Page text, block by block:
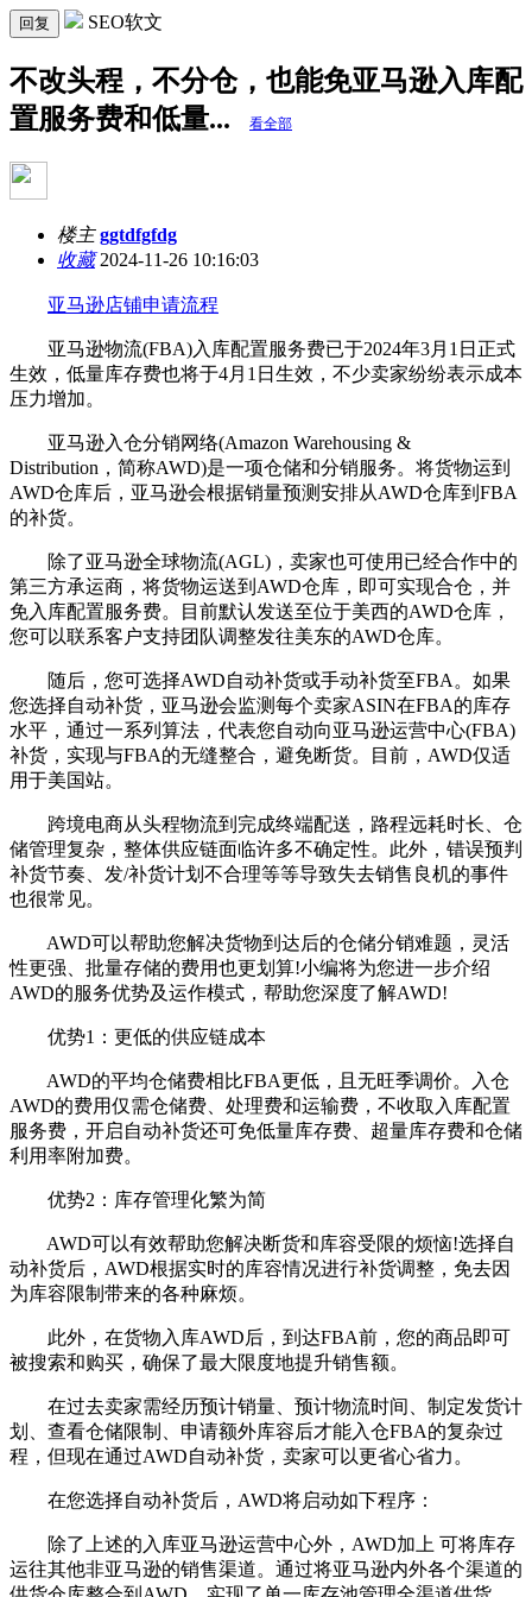
回复 SEO软文
不改头程，不分仓，也能免亚马逊入库配
置服务费和低量...
看全部
楼主 ggtdfgfdg
收藏2024-11-26 10:16:03
亚马逊店铺申请流程
亚马逊物流(FBA)入库配置服务费已于2024年3月1日正式
生效，低量库存费也将于4月1日生效，不少卖家纷纷表示成本
压力增加。
亚马逊入仓分销网络(Amazon Warehousing &
Distribution，简称AWD)是一项仓储和分销服务。将货物运到
AWD仓库后，亚马逊会根据销量预测安排从AWD仓库到FBA
的补货。
除了亚马逊全球物流(AGL)，卖家也可使用已经合作中的
第三方承运商，将货物运送到AWD仓库，即可实现合仓，并
免入库配置服务费。目前默认发送至位于美西的AWD仓库，
您可以联系客户支持团队调整发往美东的AWD仓库。
随后，您可选择AWD自动补货或手动补货至FBA。如果
您选择自动补货，亚马逊会监测每个卖家ASIN在FBA的库存
水平，通过一系列算法，代表您自动向亚马逊运营中心(FBA)
补货，实现与FBA的无缝整合，避免断货。目前，AWD仅适
用于美国站。
跨境电商从头程物流到完成终端配送，路程远耗时长、仓
储管理复杂，整体供应链面临许多不确定性。此外，错误预判
补货节奏、发/补货计划不合理等等导致失去销售良机的事件
也很常见。
AWD可以帮助您解决货物到达后的仓储分销难题，灵活
性更强、批量存储的费用也更划算!小编将为您进一步介绍
AWD的服务优势及运作模式，帮助您深度了解AWD!
优势1：更低的供应链成本
AWD的平均仓储费相比FBA更低，且无旺季调价。入仓
AWD的费用仅需仓储费、处理费和运输费，不收取入库配置
服务费，开启自动补货还可免低量库存费、超量库存费和仓储
利用率附加费。
优势2：库存管理化繁为简
AWD可以有效帮助您解决断货和库容受限的烦恼!选择自
动补货后，AWD根据实时的库容情况进行补货调整，免去因
为库容限制带来的各种麻烦。
此外，在货物入库AWD后，到达FBA前，您的商品即可
被搜索和购买，确保了最大限度地提升销售额。
在过去卖家需经历预计销量、预计物流时间、制定发货计
划、查看仓储限制、申请额外库容后才能入仓FBA的复杂过
程，但现在通过AWD自动补货，卖家可以更省心省力。
在您选择自动补货后，AWD将启动如下程序：
除了上述的入库亚马逊运营中心外，AWD加上 可将库存
运往其他非亚马逊的销售渠道。通过将亚马逊内外各个渠道的